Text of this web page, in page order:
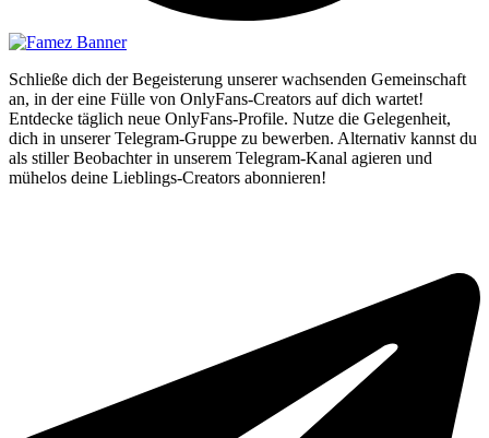
Schließe dich der Begeisterung unserer wachsenden Gemeinschaft
an, in der eine Fülle von OnlyFans-Creators auf dich wartet!
Entdecke täglich neue OnlyFans-Profile. Nutze die Gelegenheit,
dich in unserer Telegram-Gruppe zu bewerben. Alternativ kannst du
als stiller Beobachter in unserem Telegram-Kanal agieren und
mühelos deine Lieblings-Creators abonnieren!